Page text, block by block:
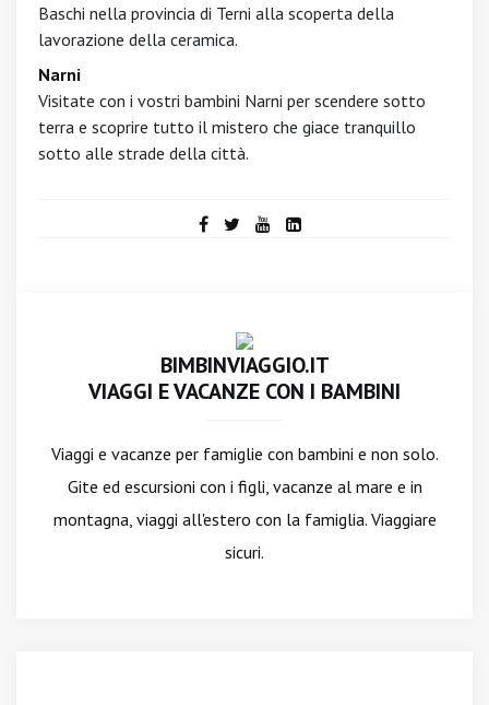
Baschi nella provincia di Terni alla scoperta della
lavorazione della ceramica.
Narni
Visitate con i vostri bambini Narni per scendere sotto
terra e scoprire tutto il mistero che giace tranquillo
sotto alle strade della città.
BIMBINVIAGGIO.IT
VIAGGI E VACANZE CON I BAMBINI
Viaggi e vacanze per famiglie con bambini e non solo.
Gite ed escursioni con i figli, vacanze al mare e in
montagna, viaggi all'estero con la famiglia. Viaggiare
sicuri.